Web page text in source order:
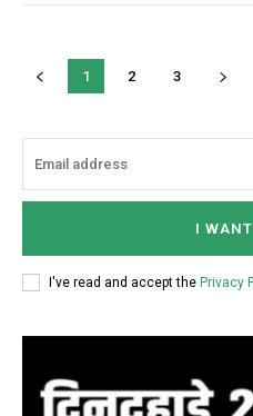
1 2 3
I
I've read and accept the Privacy